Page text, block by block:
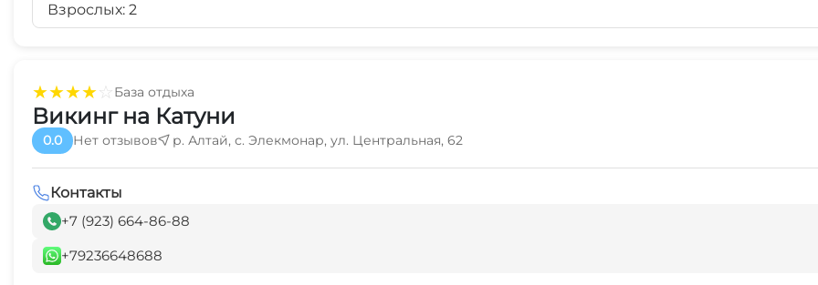
★★★★☆База отдыха
Викинг на Катуни
0.0 Нет отзывов р. Алтай, с. Элекмонар, ул. Центральная, 62
Контакты
+7 (923) 664-86-88
+79236648688
Взрослых: 2